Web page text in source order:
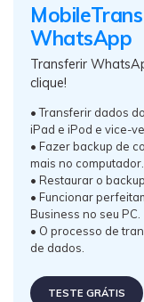
WhatsApp
Transferir
clique!
• Transferir dados
iPad e iPod e vice-
• Fazer backup de
mais no computador.
• Restaurar o
• Funcionar
Business no seu PC.
• O processo de
de dados.
TESTE GRÁTIS